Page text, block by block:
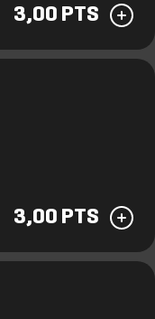
3,00 PTS
3,00 PTS